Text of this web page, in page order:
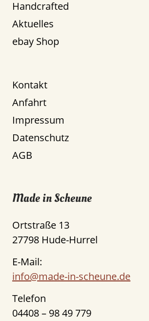
Handcrafted
Aktuelles
ebay Shop
Kontakt
Anfahrt
Impressum
Datenschutz
AGB
Made in Scheune
Ortstraße 13
27798 Hude-Hurrel
E-Mail:
info@made-in-scheune.de
Telefon
04408 – 98 49 779